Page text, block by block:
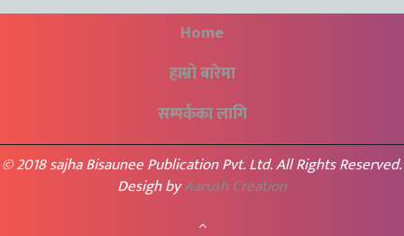
Home
हाम्रो बारेमा
सम्पर्कका लागि
© 2018 sajha Bisaunee Publication Pvt. Ltd. All Rights Reserved.
Desigh byAarush Creation